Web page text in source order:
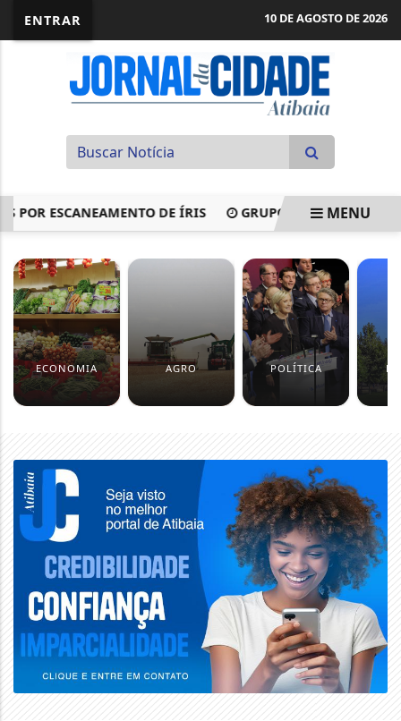
ENTRAR 10 DE AGOSTO DE 2026
ESCANEAMENTO DE ÍRIS GRUPO LAVAVA DINHEIRO
MENU
ECONOMIA AGRO POLÍTICA